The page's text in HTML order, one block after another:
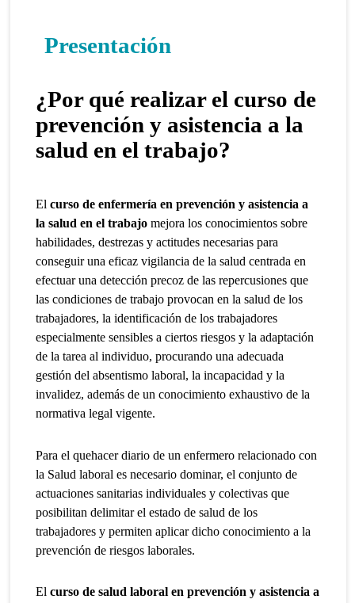
Presentación
¿Por qué realizar el curso de
prevención y asistencia a la
salud en el trabajo?
Elcurso de enfermería en prevención y asistencia a
la salud en el trabajo mejora los conocimientos sobre
habilidades, destrezas y actitudes necesarias para
conseguir una eficaz vigilancia de la salud centrada en
efectuar una detección precoz de las repercusiones que
las condiciones de trabajo provocan en la salud de los
trabajadores, la identificación de los trabajadores
especialmente sensibles a ciertos riesgos y la adaptación
de la tarea al individuo, procurando una adecuada
gestión del absentismo laboral, la incapacidad y la
invalidez, además de un conocimiento exhaustivo de la
normativa legal vigente.
Para el quehacer diario de un enfermero relacionado con
la Salud laboral es necesario dominar, el conjunto de
actuaciones sanitarias individuales y colectivas que
posibilitan delimitar el estado de salud de los
trabajadores y permiten aplicar dicho conocimiento a la
prevención de riesgos laborales.
Elcurso de salud laboral en prevención y asistencia a